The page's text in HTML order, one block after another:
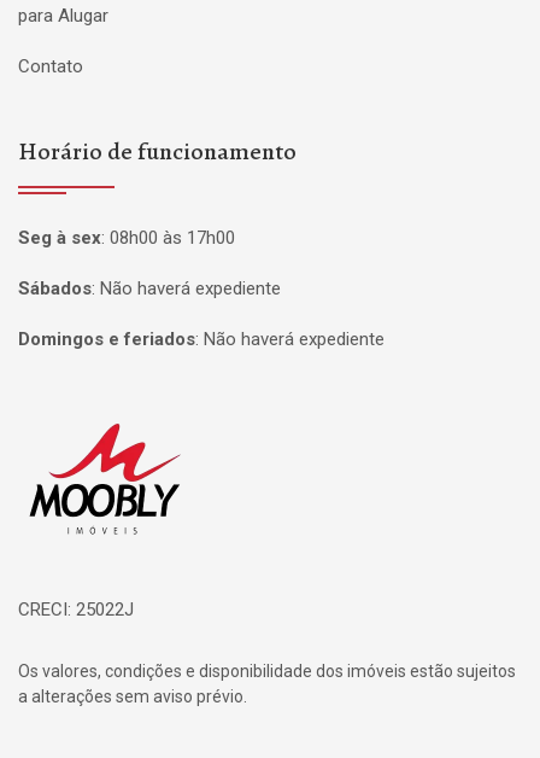
para Alugar
Contato
Horário de funcionamento
Seg à sex: 08h00 às 17h00
Sábados: Não haverá expediente
Domingos e feriados: Não haverá expediente
CRECI: 25022J
Os valores, condições e disponibilidade dos imóveis estão sujeitos
a alterações sem aviso prévio.